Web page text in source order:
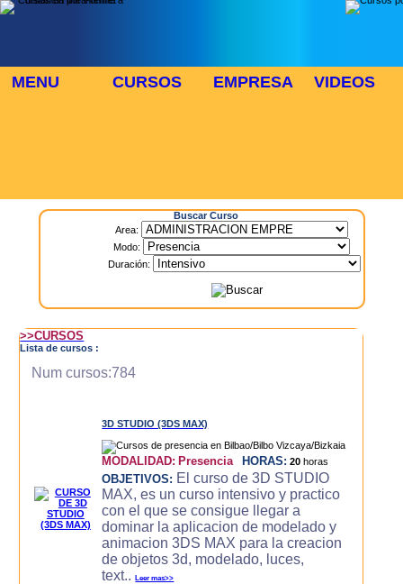
MENU CURSOS EMPRESA VIDEOS
Buscar Curso
Area:
Modo:
Duración:
>>CURSOS
Lista de cursos :
Num cursos:784
3D STUDIO (3DS MAX)
MODALIDAD: Presencia HORAS: 20 horas
OBJETIVOS: El curso de 3D STUDIO
MAX, es un curso intensivo y practico
con el que se consigue llegar a
dominar la aplicacion de modelado y
animacion 3DS MAX para la creacion
de objetos 3d, modelado, luces,
text..Leer mas>>